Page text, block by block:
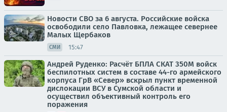
Новости СВО за 6 августа. Российские войска
освободили село Павловка, лежащее севернее
Малых Щербаков
СМИ 15:47
Андрей Руденко: Расчёт БПЛА СКАТ 350М войск
беспилотных систем в составе 44-го армейского
корпуса ГрВ «Север» вскрыл пункт временной
дислокации ВСУ в Сумской области и
осуществил объективный контроль его
поражения